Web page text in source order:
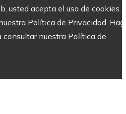
usted acepta el uso de cookies.
Política de Privacidad.
nuestra Política de